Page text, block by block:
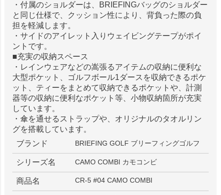
・付属のショルダーは、BRIEFINGバッグのショルダー
と同じ仕様で、クッション性により、背負った際の負
担を軽減します。
・サイドのアイレット入りウェイビングテープがポイ
ントです。
■充実の収納スペース
・レインウェアなどの嵩張るアイテムの収納に便利な
大型ポケット、ゴルフボール1ダースを収納できるポケ
ット、ティーをまとめて収納できるポケットや、計測
器等の収納に便利なポケット等、小物収納箇所が充実
しています。
・傘を通せるストラップや、オリジナルのタオルリン
グを搭載しています。
ブランド
BRIEFING GOLF ブリーフィングゴルフ
シリーズ名 CAMO COMBI カモコンビ
商品名 CR-5 #04 CAMO COMBI